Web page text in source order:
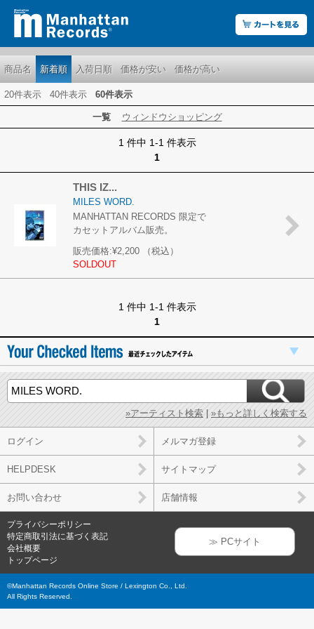
商品名 新着順 入荷日順 価格が安い 価格が高い
20件表示 40件表示 60件表示
一覧 ウィンドウショッピング
1 件中 1-1 件表示
1
THIS IZ...
MILES WORD.
MANHATTAN RECORDS 限定で
カセットアルバム販売。
販売価格:¥2,200
（税込）
SOLDOUT
1 件中 1-1 件表示
1
»アーティスト検索 | »もっと詳しく検索する
ログイン メルマガ登録
HELPDESK サイトマップ
お問い合わせ 店舗情報
プライバシーポリシー
特定商取引法に基づく表記
会社概要
トップページ
≫ PCサイト
©Manhattan Records Online Store / Lexington Co., Ltd.
All Rights Reserved.